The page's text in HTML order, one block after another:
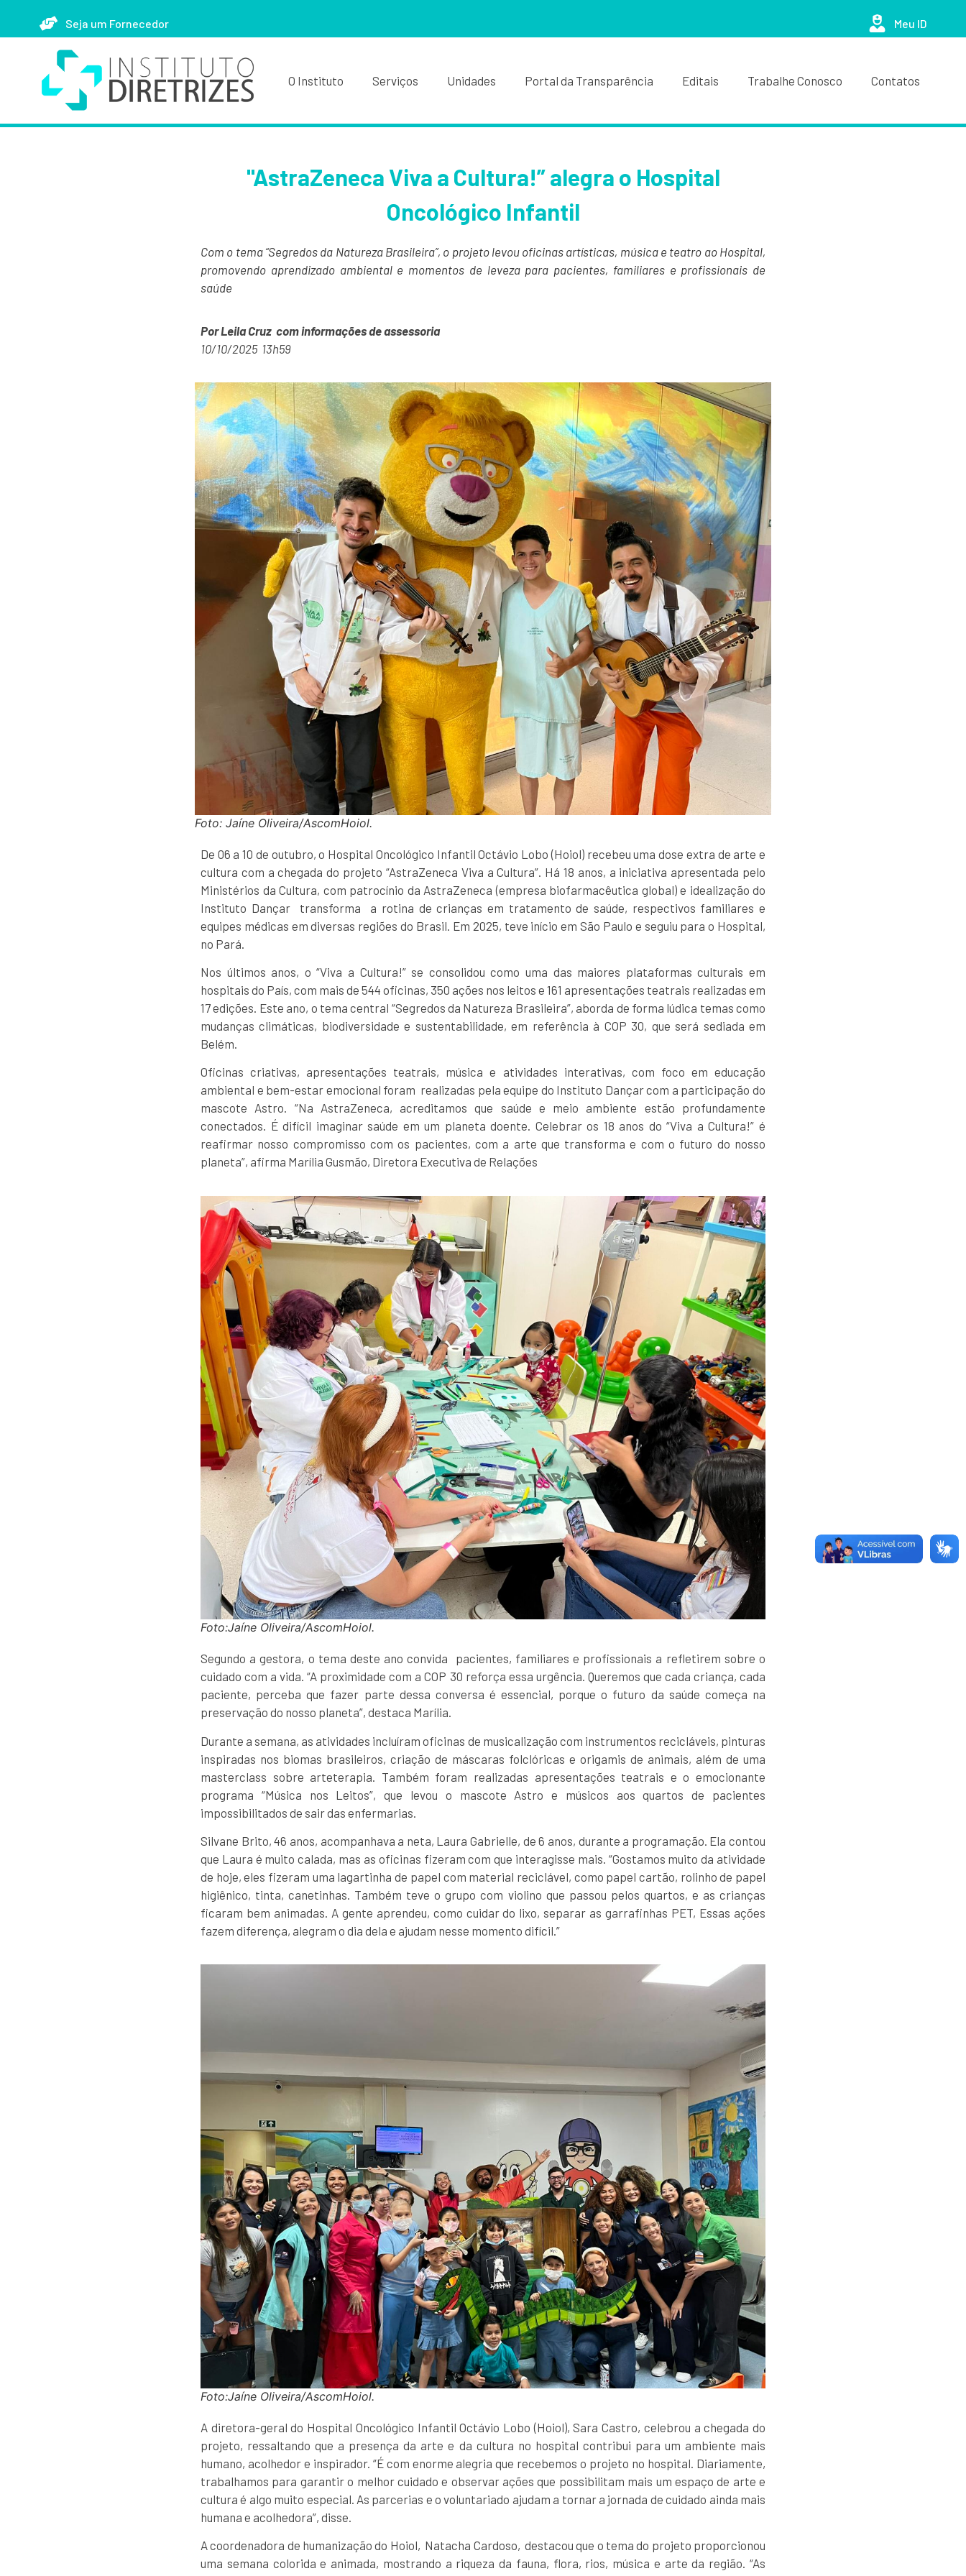
Seja um Fornecedor Meu ID
O Instituto Serviços Unidades Portal da Transparência Editais Trabalhe Conosco Contatos
"AstraZeneca Viva a Cultura!” alegra o Hospital
Oncológico Infantil
Com o tema “Segredos da Natureza Brasileira”, o projeto levou oficinas artísticas, música e teatro ao Hospital,
promovendo aprendizado ambiental e momentos de leveza para pacientes, familiares e profissionais de
saúde
Por Leila Cruz com informações de assessoria
10/10/2025 13h59
Foto: Jaíne Oliveira/AscomHoiol.
De 06 a 10 de outubro, o Hospital Oncológico Infantil Octávio Lobo (Hoiol) recebeu uma dose extra de arte e
cultura com a chegada do projeto “AstraZeneca Viva a Cultura”. Há 18 anos, a iniciativa apresentada pelo
Ministérios da Cultura, com patrocínio da AstraZeneca (empresa biofarmacêutica global) e idealização do
Instituto Dançar transforma a rotina de crianças em tratamento de saúde, respectivos familiares e
equipes médicas em diversas regiões do Brasil. Em 2025, teve início em São Paulo e seguiu para o Hospital,
no Pará.
Nos últimos anos, o “Viva a Cultura!” se consolidou como uma das maiores plataformas culturais em
hospitais do País, com mais de 544 oficinas, 350 ações nos leitos e 161 apresentações teatrais realizadas em
17 edições. Este ano, o tema central “Segredos da Natureza Brasileira”, aborda de forma lúdica temas como
mudanças climáticas, biodiversidade e sustentabilidade, em referência à COP 30, que será sediada em
Belém.
Oficinas criativas, apresentações teatrais, música e atividades interativas, com foco em educação
ambiental e bem-estar emocional foram realizadas pela equipe do Instituto Dançar com a participação do
mascote Astro. “Na AstraZeneca, acreditamos que saúde e meio ambiente estão profundamente
conectados. É difícil imaginar saúde em um planeta doente. Celebrar os 18 anos do “Viva a Cultura!” é
reafirmar nosso compromisso com os pacientes, com a arte que transforma e com o futuro do nosso
planeta”, afirma Marília Gusmão, Diretora Executiva de Relações
Foto:Jaíne Oliveira/AscomHoiol.
Segundo a gestora, o tema deste ano convida pacientes, familiares e profissionais a refletirem sobre o
cuidado com a vida. “A proximidade com a COP 30 reforça essa urgência. Queremos que cada criança, cada
paciente, perceba que fazer parte dessa conversa é essencial, porque o futuro da saúde começa na
preservação do nosso planeta”, destaca Marília.
Durante a semana, as atividades incluíram oficinas de musicalização com instrumentos recicláveis, pinturas
inspiradas nos biomas brasileiros, criação de máscaras folclóricas e origamis de animais, além de uma
masterclass sobre arteterapia. Também foram realizadas apresentações teatrais e o emocionante
programa “Música nos Leitos”, que levou o mascote Astro e músicos aos quartos de pacientes
impossibilitados de sair das enfermarias.
Silvane Brito, 46 anos, acompanhava a neta, Laura Gabrielle, de 6 anos, durante a programação. Ela contou
que Laura é muito calada, mas as oficinas fizeram com que interagisse mais. “Gostamos muito da atividade
de hoje, eles fizeram uma lagartinha de papel com material reciclável, como papel cartão, rolinho de papel
higiênico, tinta, canetinhas. Também teve o grupo com violino que passou pelos quartos, e as crianças
ficaram bem animadas. A gente aprendeu, como cuidar do lixo, separar as garrafinhas PET, Essas ações
fazem diferença, alegram o dia dela e ajudam nesse momento difícil.”
Foto:Jaíne Oliveira/AscomHoiol.
A diretora-geral do Hospital Oncológico Infantil Octávio Lobo (Hoiol), Sara Castro, celebrou a chegada do
projeto, ressaltando que a presença da arte e da cultura no hospital contribui para um ambiente mais
humano, acolhedor e inspirador. “É com enorme alegria que recebemos o projeto no hospital. Diariamente,
trabalhamos para garantir o melhor cuidado e observar ações que possibilitam mais um espaço de arte e
cultura é algo muito especial. As parcerias e o voluntariado ajudam a tornar a jornada de cuidado ainda mais
humana e acolhedora”, disse.
A coordenadora de humanização do Hoiol, Natacha Cardoso, destacou que o tema do projeto proporcionou
uma semana colorida e animada, mostrando a riqueza da fauna, flora, rios, música e arte da região. “As